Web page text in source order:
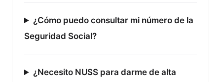
¿Cómo puedo consultar mi número de la
Seguridad Social?
¿Necesito NUSS para darme de alta